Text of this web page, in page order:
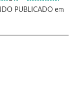
PUBLICADO em